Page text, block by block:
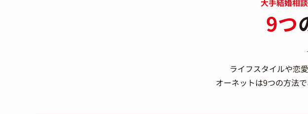
大手結婚相
9つ
ライフスタイルや恋
オーネットは9つの方法で